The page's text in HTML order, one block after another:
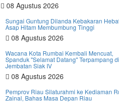
08 Agustus 2026
Sungai Guntung Dilanda Kebakaran
Asap Hitam Membumbung Tinggi
08 Agustus 2026
Wacana Kota Rumbai Kembali Mencuat,
Spanduk ''Selamat Datang'' Terpampang di
Jembatan Siak IV
08 Agustus 2026
Pemprov Riau Silaturahmi ke Kediaman
Zainal, Bahas Masa Depan Riau